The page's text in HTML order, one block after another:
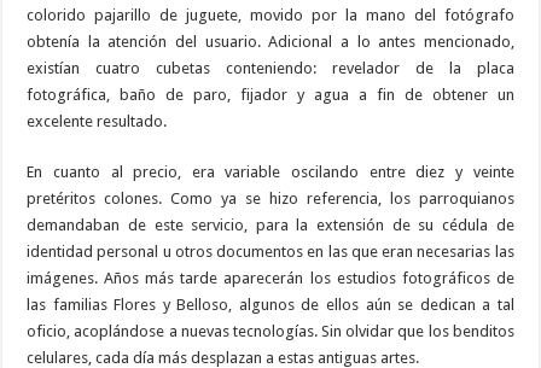
colorido pajarillo de juguete, movido por la mano del fotógrafo
obtenía la atención del usuario. Adicional a lo antes mencionado,
existían cuatro cubetas conteniendo: revelador de la placa
fotográfica, baño de paro, fijador y agua a fin de obtener un
excelente resultado.
En cuanto al precio, era variable oscilando entre diez y veinte
pretéritos colones. Como ya se hizo referencia, los parroquianos
demandaban de este servicio, para la extensión de su cédula de
identidad personal u otros documentos en las que eran necesarias las
imágenes. Años más tarde aparecerán los estudios fotográficos de
las familias Flores y Belloso, algunos de ellos aún se dedican a tal
oficio, acoplándose a nuevas tecnologías. Sin olvidar que los benditos
celulares, cada día más desplazan a estas antiguas artes.